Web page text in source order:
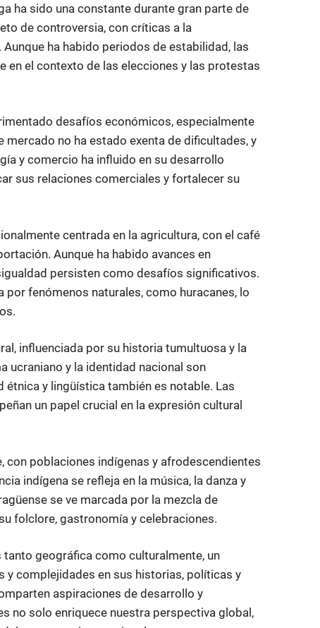
ha sido una constante durante gran parte de
de controversia, con críticas a la
ha habido periodos de estabilidad, las
el contexto de las elecciones y las protestas
desafíos económicos, especialmente
no ha estado exenta de dificultades, y
y comercio ha influido en su desarrollo
sus relaciones comerciales y fortalecer su
centrada en la agricultura, con el café
Aunque ha habido avances en
persisten como desafíos significativos.
fenómenos naturales, como huracanes, lo
influenciada por su historia tumultuosa y la
ucraniano y la identidad nacional son
étnica y lingüística también es notable. Las
un papel crucial en la expresión cultural
con poblaciones indígenas y afrodescendientes
indígena se refleja en la música, la danza y
se ve marcada por la mezcla de
folclore, gastronomía y celebraciones.
geográfica como culturalmente, un
y complejidades en sus historias, políticas y
aspiraciones de desarrollo y
no solo enriquece nuestra perspectiva global,